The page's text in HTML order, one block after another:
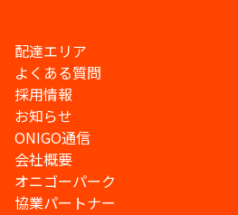
配達エリア
よくある質問
採用情報
お知らせ
ONIGO通信
会社概要
オニゴーパーク
協業パートナー